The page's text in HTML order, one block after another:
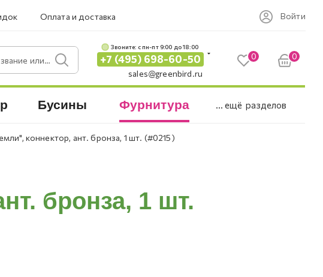
Оплата и доставка Войти
или артикул.
Звоните: c пн-пт 9:00 до 18:00
+7 (495) 698-60-50
sales@greenbird.ru
0 0
Бусины Фурнитура ... ещё разделов
коннектор, ант. бронза, 1 шт. (#0215)
бронза, 1 шт.